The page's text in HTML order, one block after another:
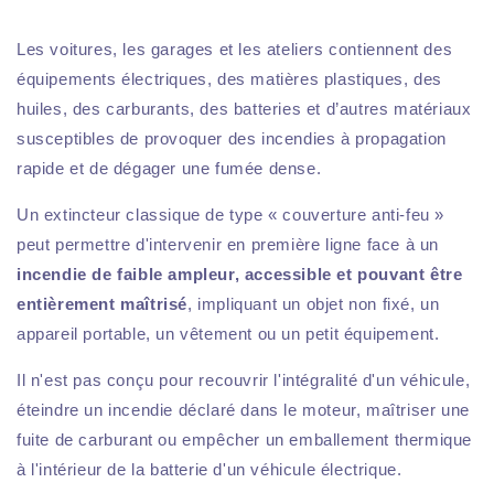
Les voitures, les garages et les ateliers contiennent des
équipements électriques, des matières plastiques, des
huiles, des carburants, des batteries et d’autres matériaux
susceptibles de provoquer des incendies à propagation
rapide et de dégager une fumée dense.
Un extincteur classique de type « couverture anti-feu »
peut permettre d'intervenir en première ligne face à un
incendie de faible ampleur, accessible et pouvant être
entièrement maîtrisé, impliquant un objet non fixé, un
appareil portable, un vêtement ou un petit équipement.
Il n'est pas conçu pour recouvrir l'intégralité d'un véhicule,
éteindre un incendie déclaré dans le moteur, maîtriser une
fuite de carburant ou empêcher un emballement thermique
à l'intérieur de la batterie d'un véhicule électrique.